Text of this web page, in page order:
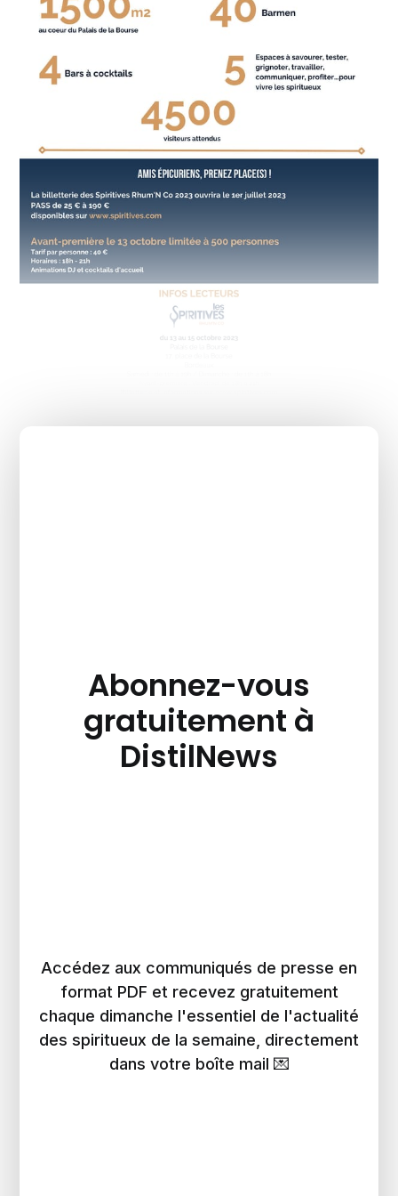
Abonnez-vous
gratuitement à
DistilNews
Accédez aux communiqués de presse en
format PDF et recevez gratuitement
chaque dimanche l'essentiel de l'actualité
des spiritueux de la semaine, directement
dans votre boîte mail 💌